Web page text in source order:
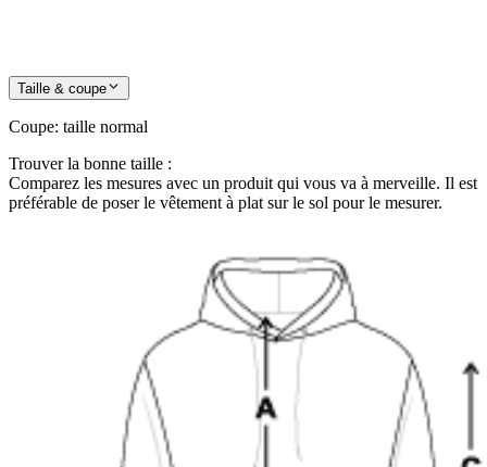
Taille & coupe
Coupe: taille normal
Trouver la bonne taille :
Comparez les mesures avec un produit qui vous va à merveille. Il est
préférable de poser le vêtement à plat sur le sol pour le mesurer.